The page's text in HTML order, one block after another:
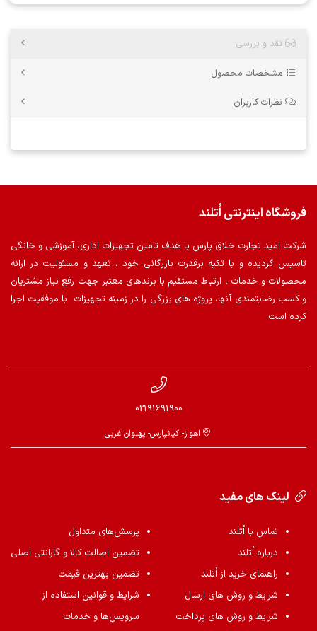
نقد و بررسی
مشخصات محصول
نظرات کاربران
فروشگاه اینترنتی اُتلند
شرکت امید تجارت خلاق پارس با هدف تامین تجهیزات اداری، آموزشی و خانگی
تاسیس گردیده و با تکیه برقدرت بازرگانی خود ، تعهد و مسئولیت در ارائه
محصولات و خدمات ، ارتباط مستقیم با برندهای معتبر جهت رفع نیاز مشتریان
و کسب رضایتمندی آنها، پروژه های بزرگی را در زمینه تجهیزات با موفقیت اجرا
کرده است.
02191691900
اهواز- کیانپارس- پهلوان غربی
لینک های مفید
تماس با اُتلند
درباره اُتلند
راهنمای خرید از اُتلند
شرایط و روش های ارسال
شرایط و روش های پرداخت
پرسش‌های متداول
تضمین اصالت کالا و گارانتی اصلی
تضمین بهترین قیمت
شرایط و قوانین استفاده از
سرویس‌ها و خدمات